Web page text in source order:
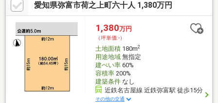
▲▽▲▽▲▽▲▽▲▽▲▽▲▽▲▽▲▽▲▽▲▽▲▽▲▽未公開
物件もご用意しております！お客様にあった物件をご紹介いたし
ます！０１２０－９２０－３１１【通話料無料】弊社ＨＰもご確
認ください！ジョイナスカンパニーおうち探し専門店おうち侍ま
で▲▽▲▽▲▽▲▽▲▽▲▽▲▽▲▽▲▽▲▽▲▽▲▽▲▽
愛知県弥富市荷之上町六十人 1,380万円
1,380万円
（坪単価:-）
土地面積180m2
用途地域無指定
建ぺい率60%
容積率200%
建築条件なし
近鉄名古屋線 近鉄弥富駅 徒歩15分
その他の交通